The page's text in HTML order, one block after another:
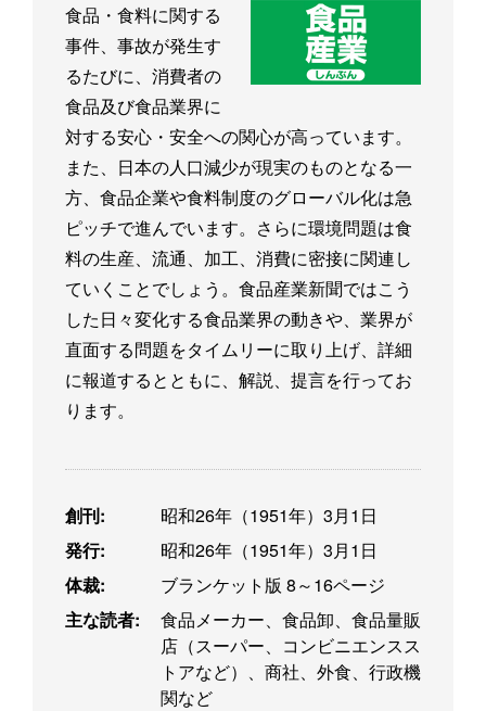
食品・食料に関する
事件、事故が発生す
るたびに、消費者の
食品及び食品業界に
対する安心・安全への関心が高っています。
また、日本の人口減少が現実のものとなる一
方、食品企業や食料制度のグローバル化は急
ピッチで進んでいます。さらに環境問題は食
料の生産、流通、加工、消費に密接に関連し
ていくことでしょう。食品産業新聞ではこう
した日々変化する食品業界の動きや、業界が
直面する問題をタイムリーに取り上げ、詳細
に報道するとともに、解説、提言を行ってお
ります。
創刊:
昭和26年（1951年）3月1日
発行:
昭和26年（1951年）3月1日
体裁:
ブランケット版 8～16ページ
主な読者:
食品メーカー、食品卸、食品量販
店（スーパー、コンビニエンスス
トアなど）、商社、外食、行政機
関など